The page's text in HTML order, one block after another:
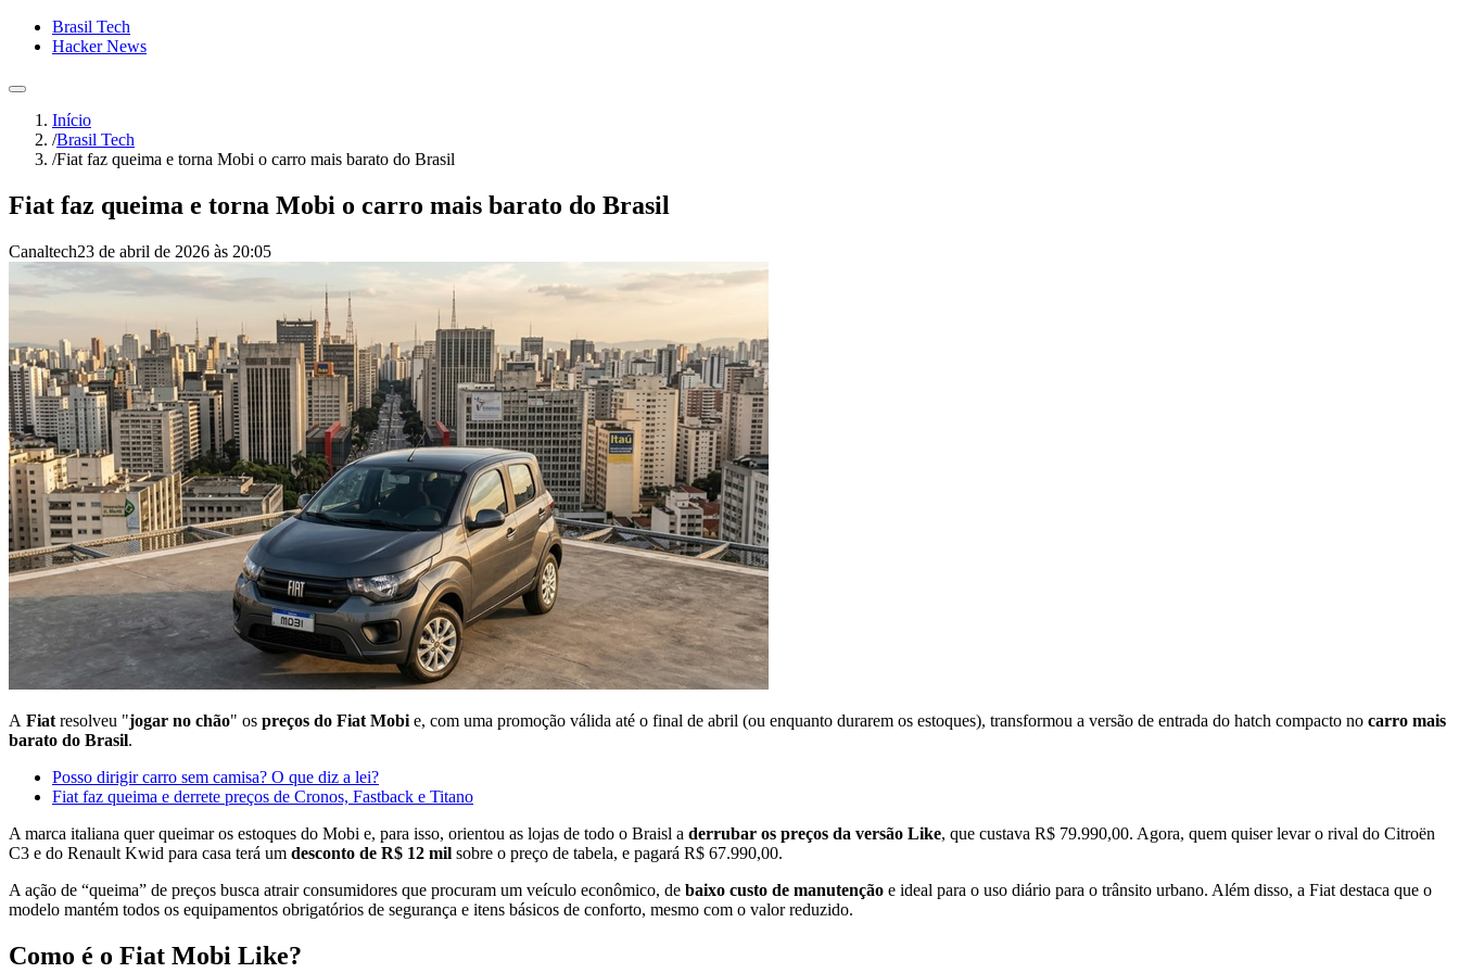
Brasil Tech
Hacker News
Início
/Brasil Tech
/Fiat faz queima e torna Mobi o carro mais barato do Brasil
Fiat faz queima e torna Mobi o carro mais barato do Brasil
Canaltech23 de abril de 2026 às 20:05
A Fiat resolveu "jogar no chão" os preços do Fiat Mobi e, com uma promoção válida até o final de abril (ou enquanto durarem os estoques), transformou a versão de entrada do hatch compacto no carro mais
barato do Brasil.
Posso dirigir carro sem camisa? O que diz a lei?
Fiat faz queima e derrete preços de Cronos, Fastback e Titano
A marca italiana quer queimar os estoques do Mobi e, para isso, orientou as lojas de todo o Braisl a derrubar os preços da versão Like, que custava R$ 79.990,00. Agora, quem quiser levar o rival do Citroën
C3 e do Renault Kwid para casa terá um desconto de R$ 12 mil sobre o preço de tabela, e pagará R$ 67.990,00.
A ação de “queima” de preços busca atrair consumidores que procuram um veículo econômico, de baixo custo de manutenção e ideal para o uso diário para o trânsito urbano. Além disso, a Fiat destaca que o
modelo mantém todos os equipamentos obrigatórios de segurança e itens básicos de conforto, mesmo com o valor reduzido.
Como é o Fiat Mobi Like?